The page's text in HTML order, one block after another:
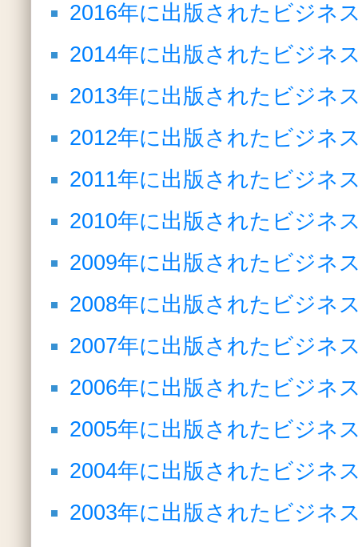
2016年に出版されたビジネ
2014年に出版されたビジネ
2013年に出版されたビジネ
2012年に出版されたビジネ
2011年に出版されたビジネ
2010年に出版されたビジネ
2009年に出版されたビジネ
2008年に出版されたビジネ
2007年に出版されたビジネ
2006年に出版されたビジネ
2005年に出版されたビジネ
2004年に出版されたビジネ
2003年に出版されたビジネ